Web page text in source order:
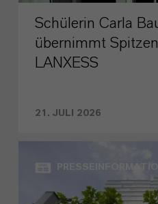
Schülerin Carla
übernimmt
LANXESS
21. JULI 2026